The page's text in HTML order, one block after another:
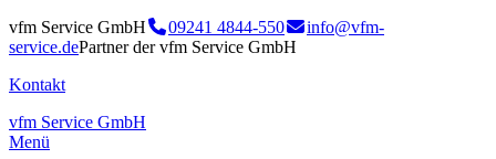
vfm Service GmbH 09241 4844-550
info@vfm-
service.dePartner der vfm Service GmbH
Kontakt
vfm Service GmbH
Menü